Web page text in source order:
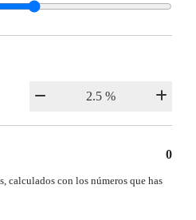
0
calculados con los números que has